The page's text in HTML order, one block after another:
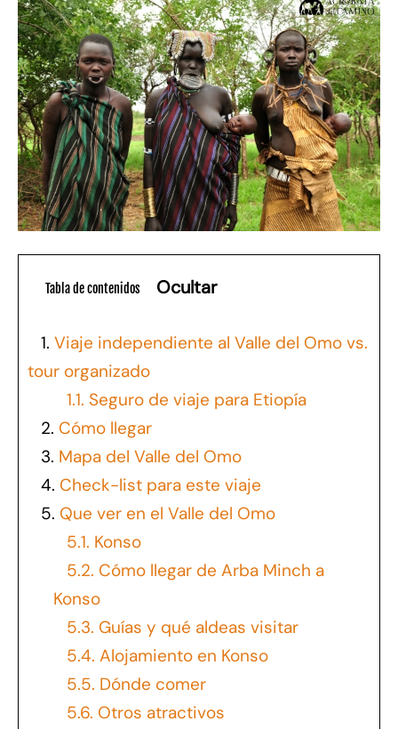
Tabla de contenidos Ocultar
1. Viaje independiente al Valle del Omo vs.
tour organizado
1.1. Seguro de viaje para Etiopía
2. Cómo llegar
3. Mapa del Valle del Omo
4. Check-list para este viaje
5. Que ver en el Valle del Omo
5.1. Konso
5.2. Cómo llegar de Arba Minch a
Konso
5.3. Guías y qué aldeas visitar
5.4. Alojamiento en Konso
5.5. Dónde comer
5.6. Otros atractivos